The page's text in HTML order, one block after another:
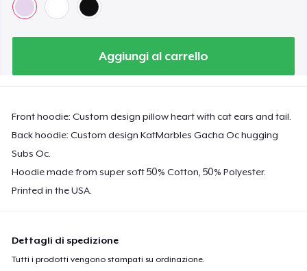
Aggiungi al carrello
Front hoodie: Custom design pillow heart with cat ears and tail.
Back hoodie: Custom design KatMarbles Gacha Oc hugging
Subs Oc.
Hoodie made from super soft 50% Cotton, 50% Polyester.
Printed in the USA.
Dettagli di spedizione
Tutti i prodotti vengono stampati su ordinazione.